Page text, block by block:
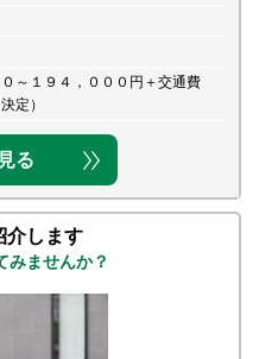
～１９４，０００円＋交通費
定）
る
介します
みませんか？